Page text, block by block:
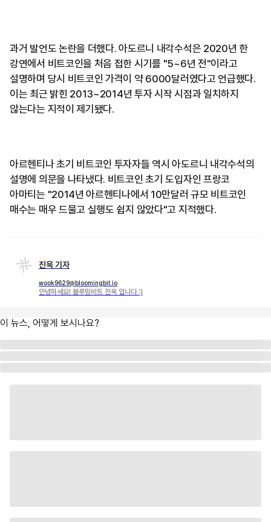
과거 발언도 논란을 더했다. 아도르니 내각수석은 2020년 한
강연에서 비트코인을 처음 접한 시기를 "5~6년 전"이라고
설명하며 당시 비트코인 가격이 약 6000달러였다고 언급했다.
이는 최근 밝힌 2013~2014년 투자 시작 시점과 일치하지
않는다는 지적이 제기됐다.
아르헨티나 초기 비트코인 투자자들 역시 아도르니 내각수석의
설명에 의문을 나타냈다. 비트코인 초기 도입자인 프랑코
아마티는 "2014년 아르헨티나에서 10만달러 규모 비트코인
매수는 매우 드물고 실행도 쉽지 않았다"고 지적했다.
진욱 기자
wook9629@bloomingbit.io
안녕하세요! 블루밍비트 진욱 입니다 :)
이 뉴스, 어떻게 보시나요?